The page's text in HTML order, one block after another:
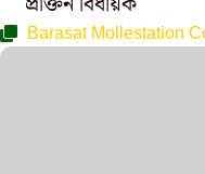
Barasat Mollestation